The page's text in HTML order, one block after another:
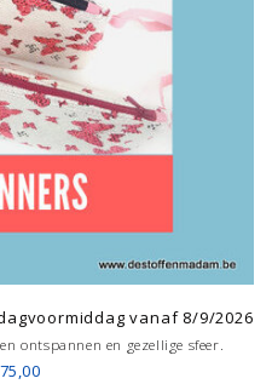
vanaf 8/9/2026
ontspannen en gezellige sfeer.